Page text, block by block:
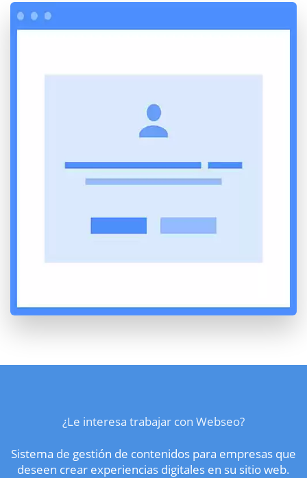
¿Le interesa trabajar con Webseo?
Sistema de gestión de contenidos para empresas que
deseen crear experiencias digitales en su sitio web.